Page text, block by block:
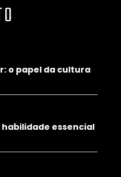
o papel da cultura
essencial